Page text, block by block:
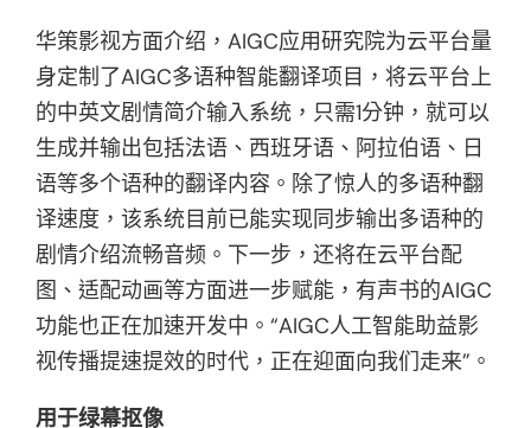
华策影视方面介绍，AIGC应用研究院为云平台量
身定制了AIGC多语种智能翻译项目，将云平台上
的中英文剧情简介输入系统，只需1分钟，就可以
生成并输出包括法语、西班牙语、阿拉伯语、日
语等多个语种的翻译内容。除了惊人的多语种翻
译速度，该系统目前已能实现同步输出多语种的
剧情介绍流畅音频。下一步，还将在云平台配
图、适配动画等方面进一步赋能，有声书的AIGC
功能也正在加速开发中。“AIGC人工智能助益影
视传播提速提效的时代，正在迎面向我们走来”。
用于绿幕抠像